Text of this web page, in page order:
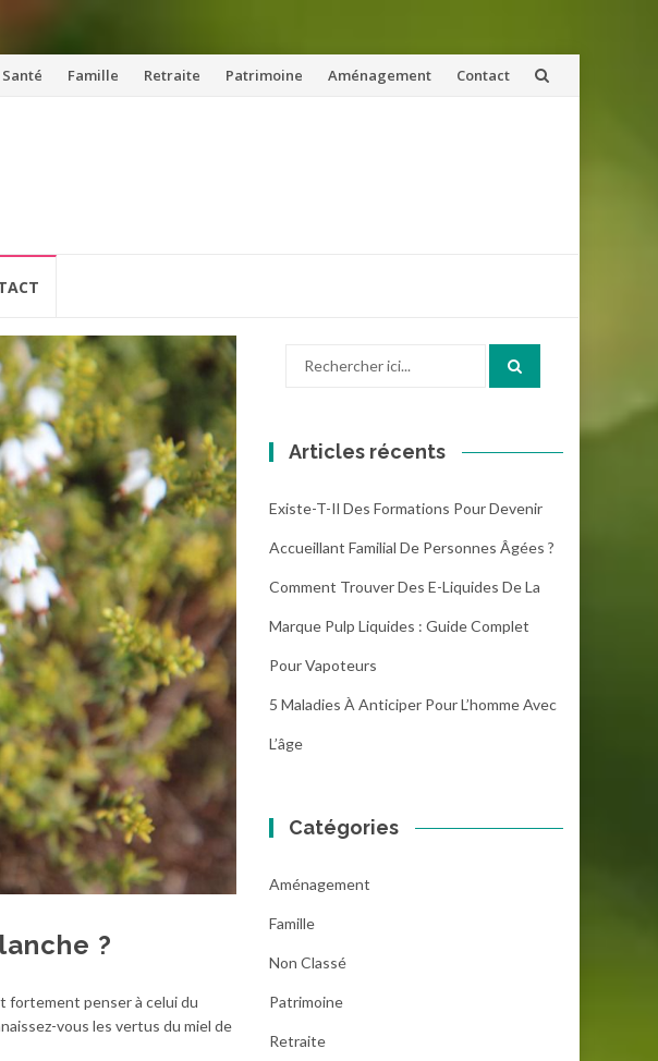
Santé Famille Retraite Patrimoine Aménagement Contact
?
fortement penser à celui du
vous les vertus du miel de
Articles récents
Existe-T-Il Des Formations Pour Devenir
Accueillant Familial De Personnes Âgées ?
Comment Trouver Des E-Liquides De La
Marque Pulp Liquides : Guide Complet
Pour Vapoteurs
5 Maladies À Anticiper Pour L’homme Avec
L’âge
Catégories
Aménagement
Famille
Non Classé
Patrimoine
Retraite